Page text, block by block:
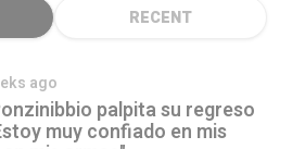
RECENT
ago
palpita su regreso
muy confiado en mis